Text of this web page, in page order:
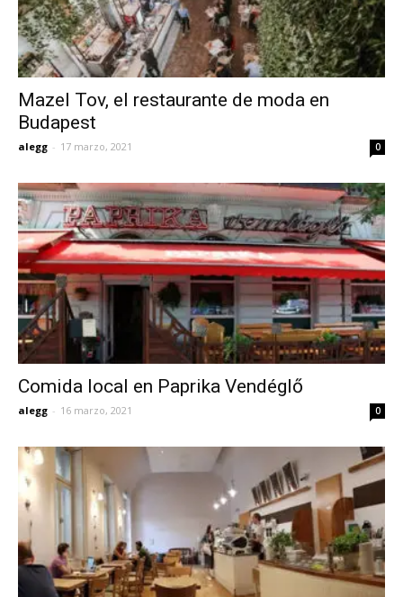
Mazel Tov, el restaurante de moda en
Budapest
alegg - 17 marzo, 2021 0
Comida local en Paprika Vendéglő
alegg - 16 marzo, 2021 0